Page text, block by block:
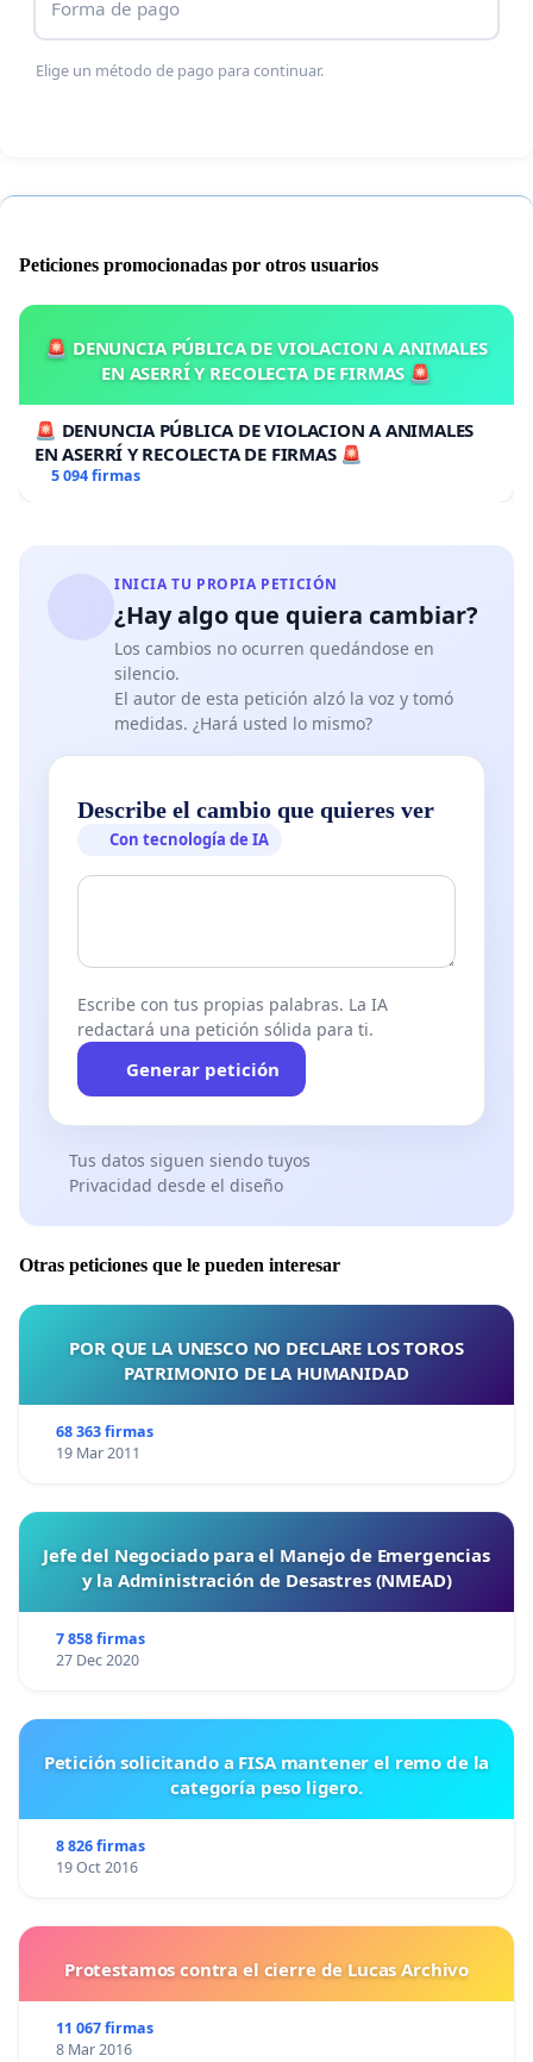
Forma de pago
Elige un método de pago para continuar.
Peticiones promocionadas por otros usuarios
🚨 DENUNCIA PÚBLICA DE VIOLACION A ANIMALES
EN ASERRÍ Y RECOLECTA DE FIRMAS 🚨
🚨 DENUNCIA PÚBLICA DE VIOLACION A ANIMALES
EN ASERRÍ Y RECOLECTA DE FIRMAS 🚨
5 094 firmas
INICIA TU PROPIA PETICIÓN
¿Hay algo que quiera cambiar?
Los cambios no ocurren quedándose en
silencio.
El autor de esta petición alzó la voz y tomó
medidas. ¿Hará usted lo mismo?
Describe el cambio que quieres ver
Con tecnología de IA
Escribe con tus propias palabras. La IA
redactará una petición sólida para ti.
Generar petición
Tus datos siguen siendo tuyos
Privacidad desde el diseño
Otras peticiones que le pueden interesar
POR QUE LA UNESCO NO DECLARE LOS TOROS
PATRIMONIO DE LA HUMANIDAD
68 363 firmas
19 Mar 2011
Jefe del Negociado para el Manejo de Emergencias
y la Administración de Desastres (NMEAD)
7 858 firmas
27 Dec 2020
Petición solicitando a FISA mantener el remo de la
categoría peso ligero.
8 826 firmas
19 Oct 2016
Protestamos contra el cierre de Lucas Archivo
11 067 firmas
8 Mar 2016